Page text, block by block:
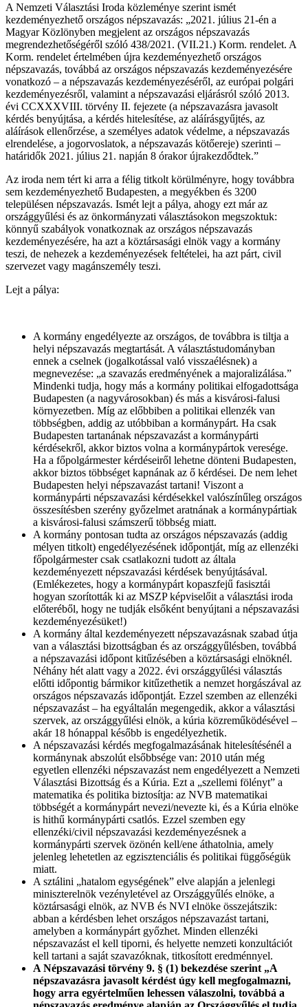
A Nemzeti Választási Iroda közleménye szerint ismét
kezdeményezhető országos népszavazás: „2021. július 21-én a
Magyar Közlönyben megjelent az országos népszavazás
megrendezhetőségéről szóló 438/2021. (VII.21.) Korm. rendelet. A
Korm. rendelet értelmében újra kezdeményezhető országos
népszavazás, továbbá az országos népszavazás kezdeményezésére
vonatkozó – a népszavazás kezdeményezéséről, az európai polgári
kezdeményezésről, valamint a népszavazási eljárásról szóló 2013.
évi CCXXXVIII. törvény II. fejezete (a népszavazásra javasolt
kérdés benyújtása, a kérdés hitelesítése, az aláírásgyűjtés, az
aláírások ellenőrzése, a személyes adatok védelme, a népszavazás
elrendelése, a jogorvoslatok, a népszavazás kötőereje) szerinti –
határidők 2021. július 21. napján 8 órakor újrakezdődtek.”
Az iroda nem tért ki arra a félig titkolt körülményre, hogy továbbra
sem kezdeményezhető Budapesten, a megyékben és 3200
településen népszavazás. Ismét lejt a pálya, ahogy ezt már az
országgyűlési és az önkormányzati választásokon megszoktuk:
könnyű szabályok vonatkoznak az országos népszavazás
kezdeményezésére, ha azt a köztársasági elnök vagy a kormány
teszi, de nehezek a kezdeményezések feltételei, ha azt párt, civil
szervezet vagy magánszemély teszi.
Lejt a pálya:
A kormány engedélyezte az országos, de továbbra is tiltja a
helyi népszavazás megtartását. A választástudományban
ennek a cselnek (jogalkotással való visszaélésnek) a
megnevezése: „a szavazás eredményének a majoralizálása.”
Mindenki tudja, hogy más a kormány politikai elfogadottsága
Budapesten (a nagyvárosokban) és más a kisvárosi-falusi
környezetben. Míg az előbbiben a politikai ellenzék van
többségben, addig az utóbbiban a kormánypárt. Ha csak
Budapesten tartanának népszavazást a kormánypárti
kérdésekről, akkor biztos volna a kormánypártok veresége.
Ha a főpolgármester kérdéseiről lehetne dönteni Budapesten,
akkor biztos többséget kapnának az ő kérdései. De nem lehet
Budapesten helyi népszavazást tartani! Viszont a
kormánypárti népszavazási kérdésekkel valószínűleg országos
összesítésben szerény győzelmet aratnának a kormánypártiak
a kisvárosi-falusi számszerű többség miatt.
A kormány pontosan tudta az országos népszavazás (addig
mélyen titkolt) engedélyezésének időpontját, míg az ellenzéki
főpolgármester csak csatlakozni tudott az általa
kezdeményezett népszavazási kérdések benyújtásával.
(Emlékezetes, hogy a kormánypárt kopaszfejű fasisztái
hogyan szorították ki az MSZP képviselőit a választási iroda
előteréből, hogy ne tudják elsőként benyújtani a népszavazási
kezdeményezésüket!)
A kormány által kezdeményezett népszavazásnak szabad útja
van a választási bizottságban és az országgyűlésben, továbbá
a népszavazási időpont kitűzésében a köztársasági elnöknél.
Néhány hét alatt vagy a 2022. évi országgyűlési választás
előtti időpontig bármikor kitűzethetik a nemzet horgászával az
országos népszavazás időpontját. Ezzel szemben az ellenzéki
népszavazást – ha egyáltalán megengedik, akkor a választási
szervek, az országgyűlési elnök, a kúria közreműködésével –
akár 18 hónappal később is engedélyezhetik.
A népszavazási kérdés megfogalmazásának hitelesítésénél a
kormánynak abszolút elsőbbsége van: 2010 után még
egyetlen ellenzéki népszavazást nem engedélyezett a Nemzeti
Választási Bizottság és a Kúria. Ezt a „szellemi fölényt” a
matematika és politika biztosítja: az NVB matematikai
többségét a kormánypárt nevezi/nevezte ki, és a Kúria elnöke
is hithű kormánypárti csatlós. Ezzel szemben egy
ellenzéki/civil népszavazási kezdeményezésnek a
kormánypárti szervek özönén kell/ene áthatolnia, amely
jelenleg lehetetlen az egzisztenciális és politikai függőségük
miatt.
A sztálini „hatalom egységének” elve alapján a jelenlegi
miniszterelnök vezényletével az Országgyűlés elnöke, a
köztársasági elnök, az NVB és NVI elnöke összejátszik:
abban a kérdésben lehet országos népszavazást tartani,
amelyben a kormánypárt győzhet. Minden ellenzéki
népszavazást el kell tiporni, és helyette nemzeti konzultációt
kell tartani a saját szavazóknak, titkosított eredménnyel.
A Népszavazási törvény 9. § (1) bekezdése szerint „A
népszavazásra javasolt kérdést úgy kell megfogalmazni,
hogy arra egyértelműen lehessen válaszolni, továbbá a